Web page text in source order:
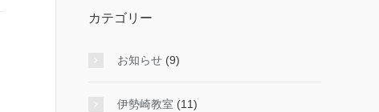
カテゴリー
お知らせ (9)
伊勢崎教室 (11)